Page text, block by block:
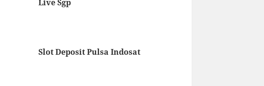
Live Sgp
Slot Deposit Pulsa Indosat